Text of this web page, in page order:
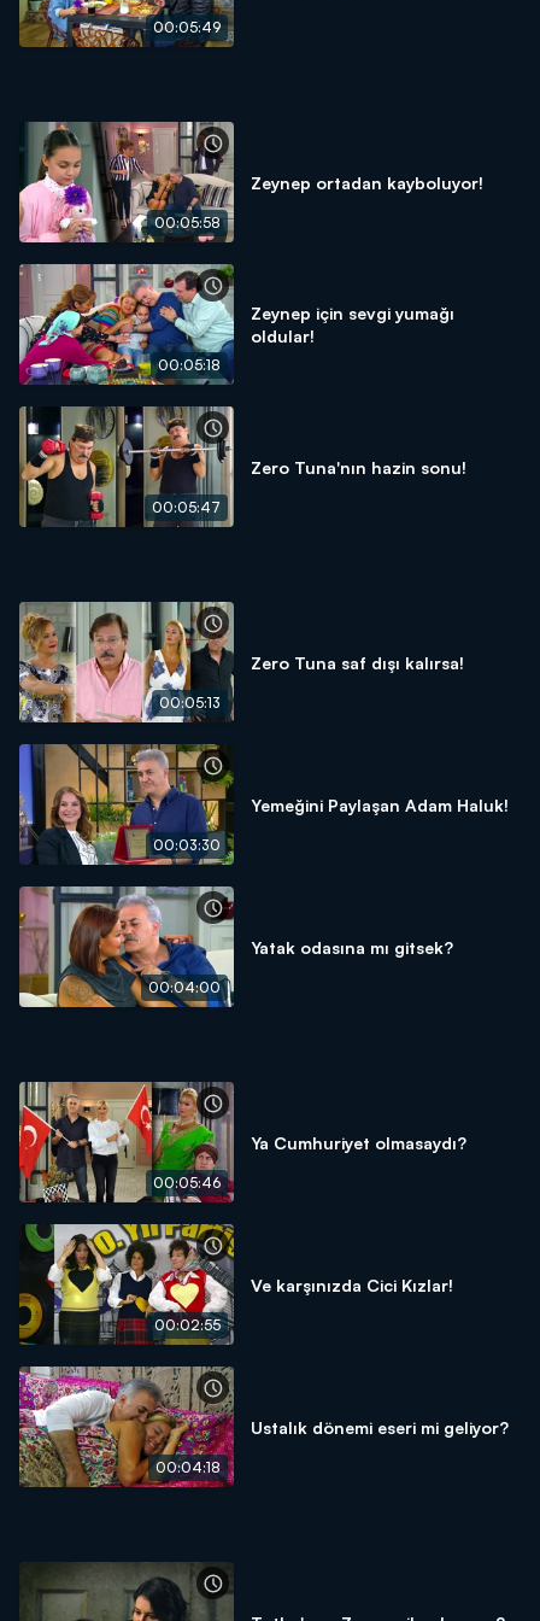
00:05:49
00:05:58
Zeynep ortadan kayboluyor!
00:05:18
Zeynep için sevgi yumağı
oldular!
00:05:47
Zero Tuna'nın hazin sonu!
00:05:13
Zero Tuna saf dışı kalırsa!
00:03:30
Yemeğini Paylaşan Adam Haluk!
00:04:00
Yatak odasına mı gitsek?
00:05:46
Ya Cumhuriyet olmasaydı?
00:02:55
Ve karşınızda Cici Kızlar!
00:04:18
Ustalık dönemi eseri mi geliyor?